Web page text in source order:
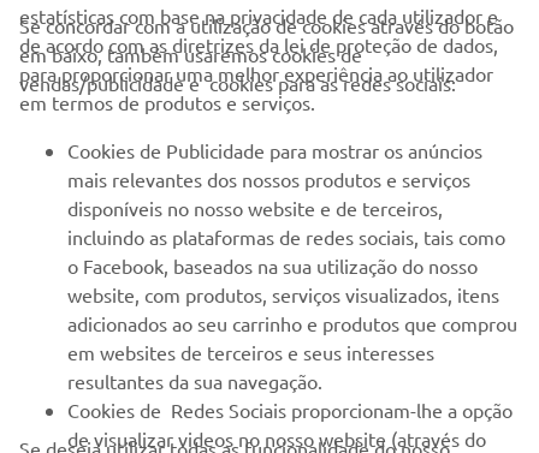
©Yamaha Motor Europe N.V. / Yamaha Motor Co., Ltd.
As informações e/ou imagens nestas páginas Web nunca
podem ser utilizadas para fins comerciais ou não
comerciais sem o consentimento prévio por escrito da
Yamaha Motor Europe N.V. e/ou da Yamaha Motor Co.,
Conduza sempre de forma segura e cumpra toda a
legislação rodoviária local.
EMPRESA
estatísticas com base na privacidade de cada utilizador e
de acordo com as diretrizes da lei de proteção de dados,
para proporcionar uma melhor experiência ao utilizador
em termos de produtos e serviços.
Se concordar com a utilização de cookies através do botão
em baixo, também usaremos cookies de
vendas/publicidade e cookies para as redes sociais:
Cookies de Publicidade para mostrar os anúncios
mais relevantes dos nossos produtos e serviços
disponíveis no nosso website e de terceiros,
incluindo as plataformas de redes sociais, tais como
o Facebook, baseados na sua utilização do nosso
website, com produtos, serviços visualizados, itens
adicionados ao seu carrinho e produtos que comprou
em websites de terceiros e seus interesses
resultantes da sua navegação.
Cookies de Redes Sociais proporcionam-lhe a opção
de visualizar videos no nosso website (através do
Se deseja utilizar todas as funcionalidade do nosso